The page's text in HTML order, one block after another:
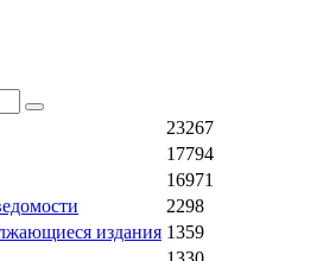
23267
17794
16971
2298
издания 1359